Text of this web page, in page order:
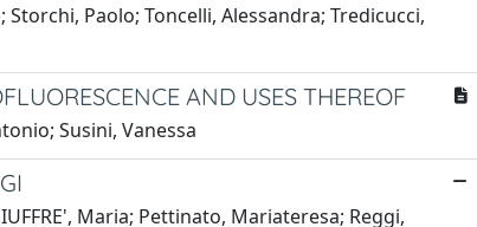
Paolo; Toncelli, Alessandra; Tredicucci,
AND USES THEREOF
Susini, Vanessa
Maria; Pettinato, Mariateresa; Reggi,